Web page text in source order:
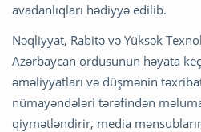
avadanlıqları hədiyyə edilib.
Nəqliyyat, Rabitə və Yüksək
Azərbaycan ordusunun həyata
əməliyyatları və düşmənin
nümayəndələri tərəfindən
qiymətləndirir, media